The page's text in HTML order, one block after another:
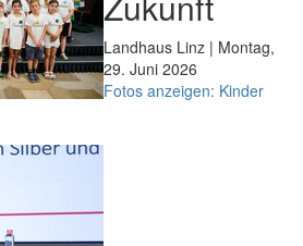
Landhaus Linz | Montag,
29. Juni 2026
Fotos anzeigen: Kinder